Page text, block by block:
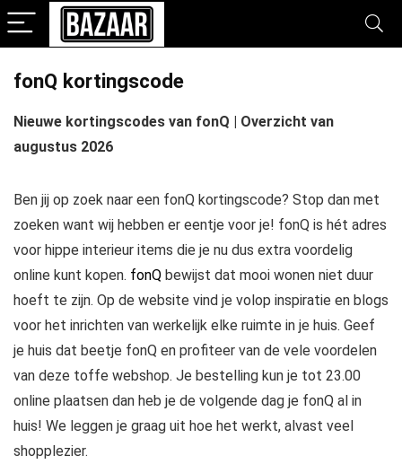
fonQ kortingscode
Nieuwe kortingscodes van fonQ | Overzicht van
augustus 2026
Ben jij op zoek naar een fonQ kortingscode? Stop dan met
zoeken want wij hebben er eentje voor je! fonQ is hét adres
voor hippe interieur items die je nu dus extra voordelig
online kunt kopen. fonQ bewijst dat mooi wonen niet duur
hoeft te zijn. Op de website vind je volop inspiratie en blogs
voor het inrichten van werkelijk elke ruimte in je huis. Geef
je huis dat beetje fonQ en profiteer van de vele voordelen
van deze toffe webshop. Je bestelling kun je tot 23.00
online plaatsen dan heb je de volgende dag je fonQ al in
huis! We leggen je graag uit hoe het werkt, alvast veel
shopplezier.